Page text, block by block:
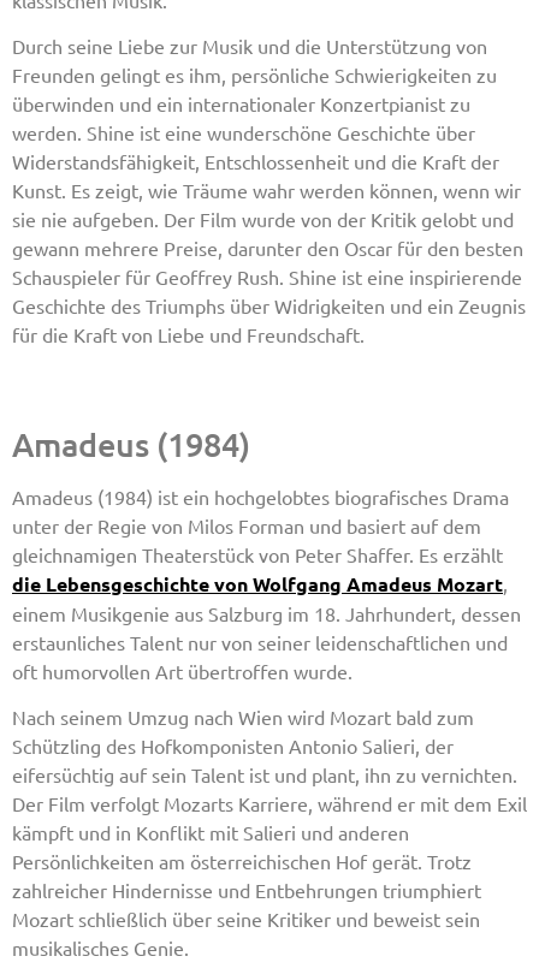
Durch seine Liebe zur Musik und die Unterstützung von
Freunden gelingt es ihm, persönliche Schwierigkeiten zu
überwinden und ein internationaler Konzertpianist zu
werden. Shine ist eine wunderschöne Geschichte über
Widerstandsfähigkeit, Entschlossenheit und die Kraft der
Kunst. Es zeigt, wie Träume wahr werden können, wenn wir
sie nie aufgeben. Der Film wurde von der Kritik gelobt und
gewann mehrere Preise, darunter den Oscar für den besten
Schauspieler für Geoffrey Rush. Shine ist eine inspirierende
Geschichte des Triumphs über Widrigkeiten und ein Zeugnis
für die Kraft von Liebe und Freundschaft.
Amadeus (1984)
Amadeus (1984) ist ein hochgelobtes biografisches Drama
unter der Regie von Milos Forman und basiert auf dem
gleichnamigen Theaterstück von Peter Shaffer. Es erzählt
die Lebensgeschichte von Wolfgang Amadeus Mozart
einem Musikgenie aus Salzburg im 18. Jahrhundert, dessen
erstaunliches Talent nur von seiner leidenschaftlichen und
oft humorvollen Art übertroffen wurde.
Nach seinem Umzug nach Wien wird Mozart bald zum
Schützling des Hofkomponisten Antonio Salieri, der
eifersüchtig auf sein Talent ist und plant, ihn zu vernichten.
Der Film verfolgt Mozarts Karriere, während er mit dem Exil
kämpft und in Konflikt mit Salieri und anderen
Persönlichkeiten am österreichischen Hof gerät. Trotz
zahlreicher Hindernisse und Entbehrungen triumphiert
Mozart schließlich über seine Kritiker und beweist sein
musikalisches Genie.